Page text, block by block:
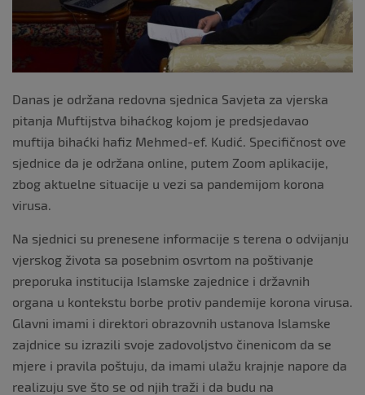
Danas je održana redovna sjednica Savjeta za vjerska
pitanja Muftijstva bihaćkog kojom je predsjedavao
muftija bihaćki hafiz Mehmed-ef. Kudić. Specifičnost ove
sjednice da je održana online, putem Zoom aplikacije,
zbog aktuelne situacije u vezi sa pandemijom korona
virusa.
Na sjednici su prenesene informacije s terena o odvijanju
vjerskog života sa posebnim osvrtom na poštivanje
preporuka institucija Islamske zajednice i državnih
organa u kontekstu borbe protiv pandemije korona virusa.
Glavni imami i direktori obrazovnih ustanova Islamske
zajdnice su izrazili svoje zadovoljstvo činenicom da se
mjere i pravila poštuju, da imami ulažu krajnje napore da
realizuju sve što se od njih traži i da budu na